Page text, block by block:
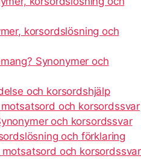
korsordslösning och
Synonymer och
och korsordshjälp
och korsordssvar
och korsordssvar
och förklaring
och korsordssvar